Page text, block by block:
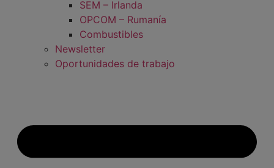
SEM – Irlanda
OPCOM – Rumanía
Combustibles
Newsletter
Oportunidades de trabajo